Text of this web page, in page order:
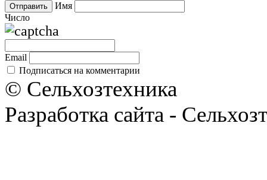
Имя
Число
Email
Подписаться на комментарии
© Сельхозтехника
Разработка сайта -